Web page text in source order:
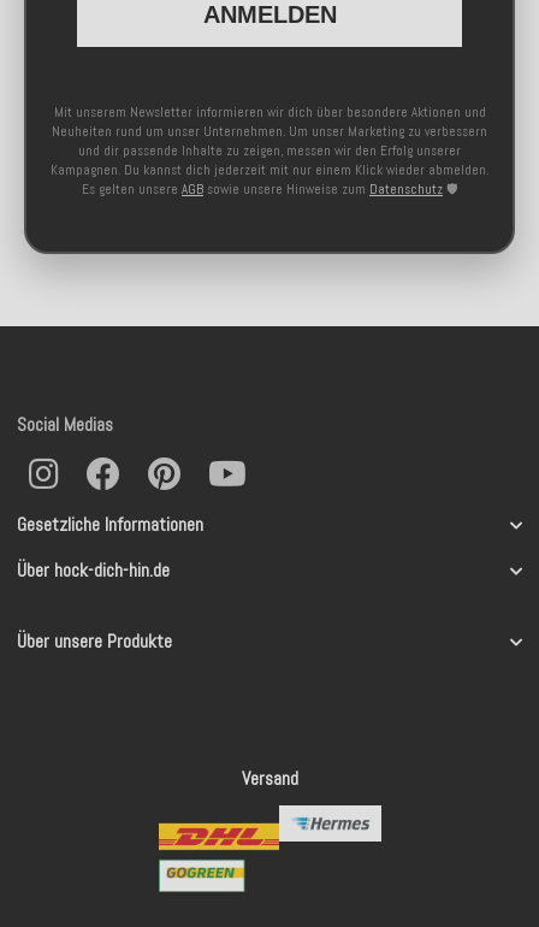
ANMELDEN
Mit unserem Newsletter informieren wir dich über besondere Aktionen und
Neuheiten rund um unser Unternehmen. Um unser Marketing zu verbessern
und dir passende Inhalte zu zeigen, messen wir den Erfolg unserer
Kampagnen. Du kannst dich jederzeit mit nur einem Klick wieder abmelden.
Es gelten unsere AGB sowie unsere Hinweise zum Datenschutz 🛡️
Gesetzliche Informationen
Über hock-dich-hin.de
Über unsere Produkte
Social Medias
Versand